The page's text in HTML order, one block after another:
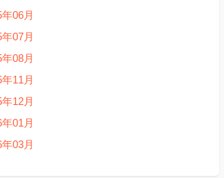
06月
07月
08月
11月
12月
01月
03月